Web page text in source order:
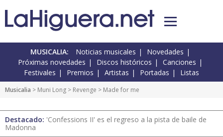
MUSICALIA: Noticias musicales
Novedades
Próximas novedades
Discos históricos
Canciones
Festivales
Premios Artistas Portadas Listas
Musicalia > Muni Long > Revenge > Made for me
Destacado: 'Confessions II' es el regreso a la pista de baile de
Madonna